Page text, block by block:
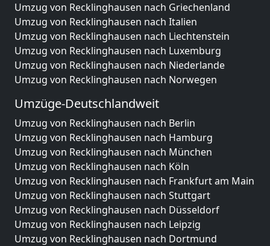
Umzug von Recklinghausen nach Griechenland
Umzug von Recklinghausen nach Italien
Umzug von Recklinghausen nach Liechtenstein
Umzug von Recklinghausen nach Luxemburg
Umzug von Recklinghausen nach Niederlande
Umzug von Recklinghausen nach Norwegen
Umzüge-Deutschlandweit
Umzug von Recklinghausen nach Berlin
Umzug von Recklinghausen nach Hamburg
Umzug von Recklinghausen nach München
Umzug von Recklinghausen nach Köln
Umzug von Recklinghausen nach Frankfurt am Main
Umzug von Recklinghausen nach Stuttgart
Umzug von Recklinghausen nach Düsseldorf
Umzug von Recklinghausen nach Leipzig
Umzug von Recklinghausen nach Dortmund